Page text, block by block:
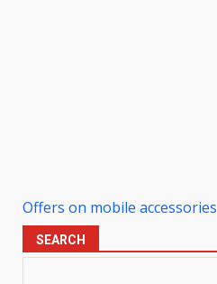
Offers on mobile accessories
SEARCH